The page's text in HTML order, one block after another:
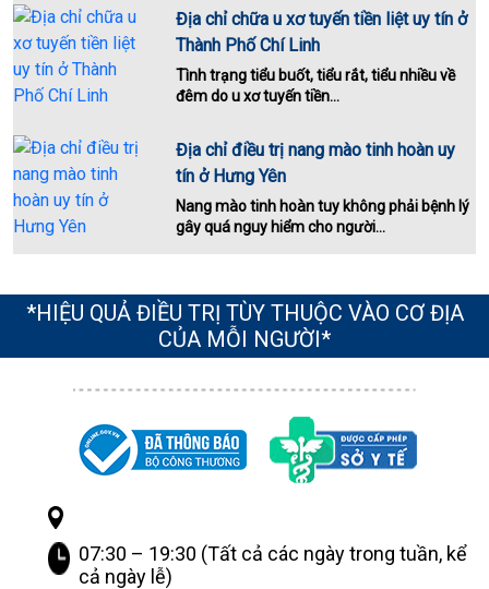
Địa chỉ chữa u xơ tuyến tiền liệt uy tín ở
Thành Phố Chí Linh
Tình trạng tiểu buốt, tiểu rắt, tiểu nhiều về
đêm do u xơ tuyến tiền...
Địa chỉ điều trị nang mào tinh hoàn uy
tín ở Hưng Yên
Nang mào tinh hoàn tuy không phải bệnh lý
gây quá nguy hiểm cho người...
*HIỆU QUẢ ĐIỀU TRỊ TÙY THUỘC VÀO CƠ ĐỊA
CỦA MỖI NGƯỜI*
07:30 – 19:30 (Tất cả các ngày trong tuần, kể
cả ngày lễ)